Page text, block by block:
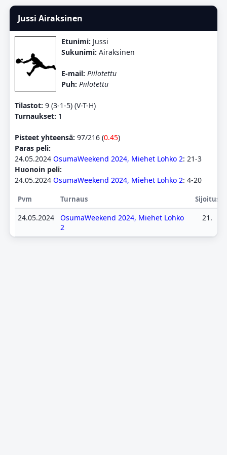
Jussi Airaksinen
Etunimi: Jussi
Sukunimi: Airaksinen
E-mail: Piilotettu
Puh: Piilotettu
Tilastot: 9 (3-1-5) (V-T-H)
Turnaukset: 1
Pisteet yhteensä: 97/216 (0.45)
Paras peli:
24.05.2024 OsumaWeekend 2024, Miehet Lohko 2: 21-3
Huonoin peli:
24.05.2024 OsumaWeekend 2024, Miehet Lohko 2: 4-20
Pvm Turnaus Sijoitus
24.05.2024
OsumaWeekend 2024, Miehet Lohko
2
21.